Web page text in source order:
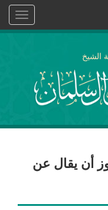
Toggle
الشيخ
أن يقال عن